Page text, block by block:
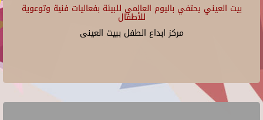
بيت العيني يحتفي باليوم العالمي للبيئة بفعاليات فنية وتوعوية
للأطفال
مركز ابداع الطفل ببيت العينى